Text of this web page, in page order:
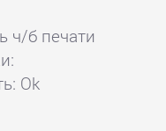
ч/б печати
Ok